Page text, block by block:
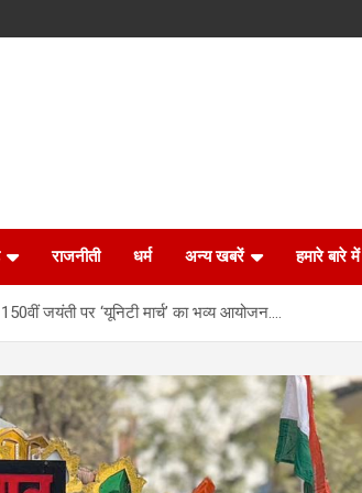
राजनीती धर्म अन्य खबरें हमारे बारे में
जयंती पर ‘यूनिटी मार्च’ का भव्य आयोजन….